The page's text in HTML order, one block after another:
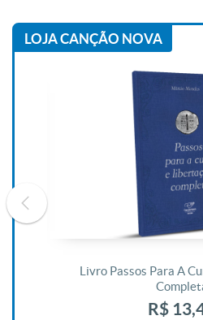
LOJA CANÇÃO NOVA
Livro Passos Para A
R$